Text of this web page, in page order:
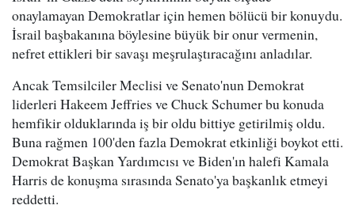
onaylamayan Demokratlar için hemen bölücü bir konuydu.
İsrail başbakanına böylesine büyük bir onur vermenin,
nefret ettikleri bir savaşı meşrulaştıracağını anladılar.
Ancak Temsilciler Meclisi ve Senato'nun Demokrat
liderleri Hakeem Jeffries ve Chuck Schumer bu konuda
hemfikir olduklarında iş bir oldu bittiye getirilmiş oldu.
Buna rağmen 100'den fazla Demokrat etkinliği boykot etti.
Demokrat Başkan Yardımcısı ve Biden'ın halefi Kamala
Harris de konuşma sırasında Senato'ya başkanlık etmeyi
reddetti.